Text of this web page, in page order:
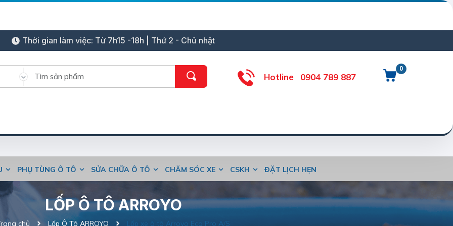
Thời gian làm việc: Từ 7h15 -18h | Thứ 2 - Chủ nhật
0
Hotline 0904 789 887
PHỤ TÙNG Ô TÔ SỬA CHỮA Ô TÔ CHĂM SÓC XE CSKH ĐẶT LỊCH HẸN
LỐP Ô TÔ ARROYO
chủ Lốp Ô Tô ARROYO Lốp xe ô tô Arroyo Eco Pro A/S